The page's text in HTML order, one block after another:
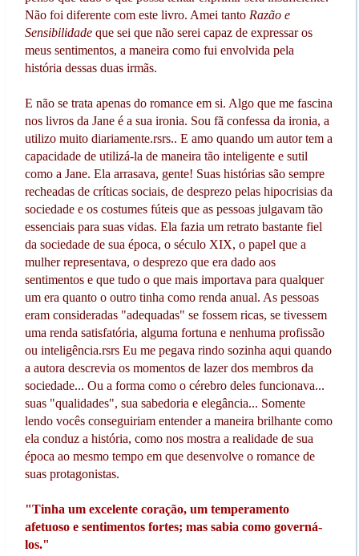
Não foi diferente com este livro. Amei tanto Razão e
Sensibilidadeque sei que não serei capaz de expressar os
meus sentimentos, a maneira como fui envolvida pela
história dessas duas irmãs.
E não se trata apenas do romance em si. Algo que me fascina
nos livros da Jane é a sua ironia. Sou fã confessa da ironia, a
utilizo muito diariamente.rsrs.. E amo quando um autor tem a
capacidade de utilizá-la de maneira tão inteligente e sutil
como a Jane. Ela arrasava, gente! Suas histórias são sempre
recheadas de críticas sociais, de desprezo pelas hipocrisias da
sociedade e os costumes fúteis que as pessoas julgavam tão
essenciais para suas vidas. Ela fazia um retrato bastante fiel
da sociedade de sua época, o século XIX, o papel que a
mulher representava, o desprezo que era dado aos
sentimentos e que tudo o que mais importava para qualquer
um era quanto o outro tinha como renda anual. As pessoas
eram consideradas "adequadas" se fossem ricas, se tivessem
uma renda satisfatória, alguma fortuna e nenhuma profissão
ou inteligência.rsrs Eu me pegava rindo sozinha aqui quando
a autora descrevia os momentos de lazer dos membros da
sociedade... Ou a forma como o cérebro deles funcionava...
suas "qualidades", sua sabedoria e elegância... Somente
lendo vocês conseguiriam entender a maneira brilhante como
ela conduz a história, como nos mostra a realidade de sua
época ao mesmo tempo em que desenvolve o romance de
suas protagonistas.
"Tinha um excelente coração, um temperamento
afetuoso e sentimentos fortes; mas sabia como governá-
los."